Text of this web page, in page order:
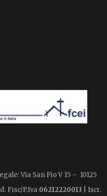
Via San Pio V 15 – 10125
Fisc/P.Iva 06212220013 | Iscr.